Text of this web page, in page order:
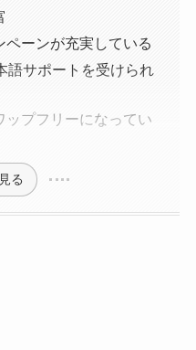
ペーンが充実している
語サポートを受けられ
ップフリーになってい
る